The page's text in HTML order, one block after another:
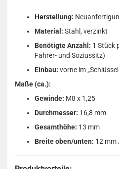
Herstellung:
Material: Stahl, verzinkt
Benötigte Anzahl: 1 Stück
Fahrer- und Soziussitz)
Einbau: vorne im
Maße (ca.):
Gewinde: M8 x 1,25
Durchmesser: 16,8 mm
Gesamthöhe: 13 mm
Breite oben/unten: 12 mm